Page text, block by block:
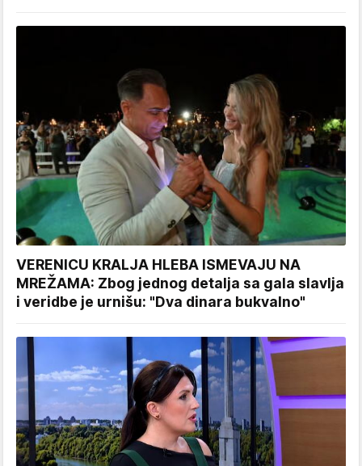
VERENICU KRALJA HLEBA ISMEVAJU NA
MREŽAMA: Zbog jednog detalja sa gala slavlja
i veridbe je urnišu: "Dva dinara bukvalno"